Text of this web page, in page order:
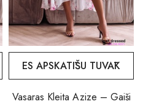
ES APSKATĪŠU TUVĀK
Vasaras Kleita Azize – Gaiši